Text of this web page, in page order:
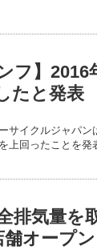
フ】
たと発表
サイクルジャパ
上回ったことを発
排気量を
オープン